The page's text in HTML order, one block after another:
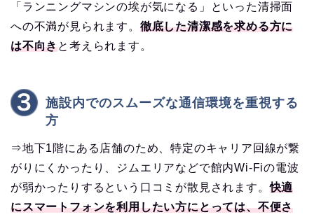
「ランニングマシンの埃が気になる」といった清掃面
への不満が見られます。 徹底した清潔感を求める方に
は不向きと考えられます。
施設内でのスムーズな通信環境を重視する
方
⇒地下1階にある店舗のため、特定のキャリア回線が繋
がりにくかったり、ジムエリアなどで館内Wi-Fiの電波
が弱かったりするという口コミが散見されます。快適
にスマートフォンを利用したい方にとっては、不便さ